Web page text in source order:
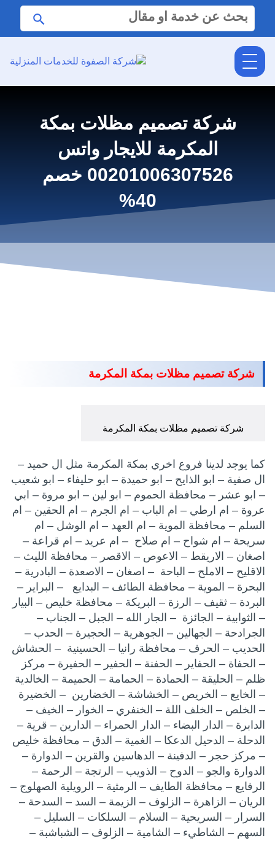
البحث
عن:
شركة تصميم مظلات بمكة
المكرمة للايجار واتس
00201006307526 خصم
40%
شركة تصميم مظلات بمكة المكرمة
شركة تصميم مظلات بمكة المكرمة
كما يوجد لدينا فروع اخري بمكة المكرمة مثل ال حميد –
ال صفية – ابو الذايح – ابو حميدة – ابو حليفاء – ابو شعيب
– ابو عشر – محافظة الحموم – ابو لين – ابو مروة – ابي
عروة – ام ارطي – ام الباب – ام الجرم – ام الحقين – ام
السلم – محافظة الموية – ام العهد – ام الوشل – ام
سريحة – ام شواح – ام صلاح – ام عريد – ام قراعة –
اصغان – الاريقط – الاعوص – الاقصر – محافظة الليث –
الاقليح – الاملح – الباحة – اصغان – الاصعدة – البادرية –
البحرة – الموية – محافظة الطائف – البدايع – البراير –
البردة – ثقيف – الرزة – البريكة – محافظة خليص – البيار
– الثوابية – الجائزة – الجار الله – الجبل – الجناب –
الجرادحة – الجهالين – الجوهرية – الحجيرة – الحدب –
الحديب – الحرف – محافظة رانيا – الحسينية – الحشاش
– الحفاة – الحفاير – الحفنة – الحفير – الحفيرة – مركز
ظلم – الحليقة – الحمادة – الحمامة – الحميمة – الخالدية
– الخايع – الخريص – الخشاشة – الخضارين – الخضيرة
– الخلص – الخلف اللة – الخنفري – الخوار – الخيف –
الدابرة – الدار البضاء – الدار الحمراء – الدارين – قرية –
الدحلة – الدحيل الدعكا – الغمية – الدق – محافظة خليص
– مركز حجر – الدفينة – الدهاسين والقرين – الدوارة –
الدوارة والجو – الدوح – الذويب – الرتجة – الرحمة –
الرفايع – محافظة الطايف – الرمثية – الرويلية الصهلوج –
الريان – الزاهرة – الزلوف – الزيمة – السد – السدحة –
السرار – السريحية – السلام – السلكات – السليل –
السهم – الشاطيء – الشامية – الزلوف – الشباشبة –